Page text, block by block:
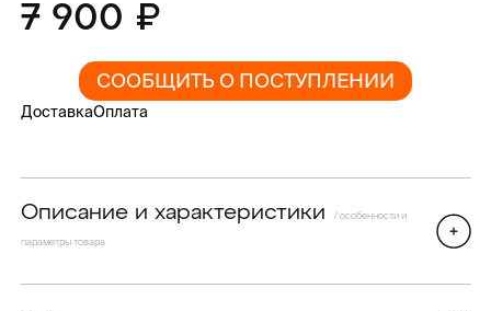
7 900
СООБЩИТЬ О ПОСТУПЛЕНИИ
ДоставкаОплата
Описание и характеристики / особенности и
параметры товара